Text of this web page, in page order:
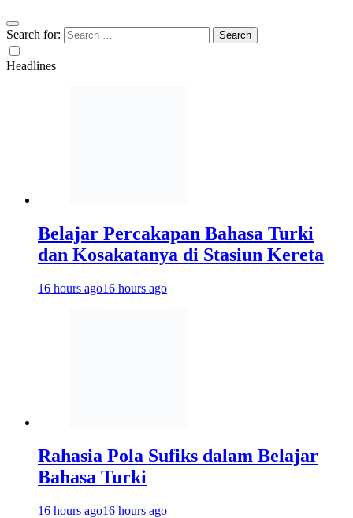
Search for:
Headlines
Belajar Percakapan Bahasa Turki
dan Kosakatanya di Stasiun Kereta
16 hours ago16 hours ago
Rahasia Pola Sufiks dalam Belajar
Bahasa Turki
16 hours ago16 hours ago